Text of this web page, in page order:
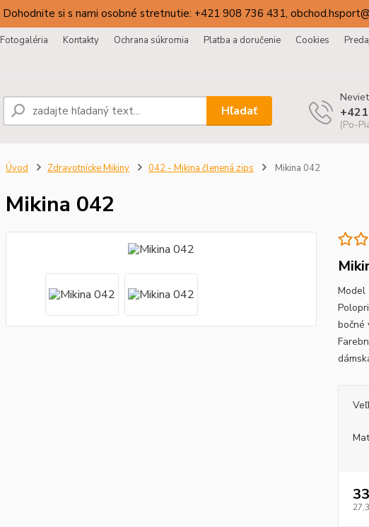
Dohodnite si s nami osobné stretnutie: +421 908 736 431,
Fotogaléria Kontakty Ochrana súkromia Platba a doručenie Cookies
Hľadať
(Po-
Úvod Zdravotnícke Mikiny 042 - Mikina členená zips Mikina 042
Mikina 042
bočné